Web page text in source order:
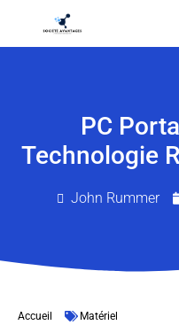
PC
Technologie
John Rummer
Accueil
Matériel